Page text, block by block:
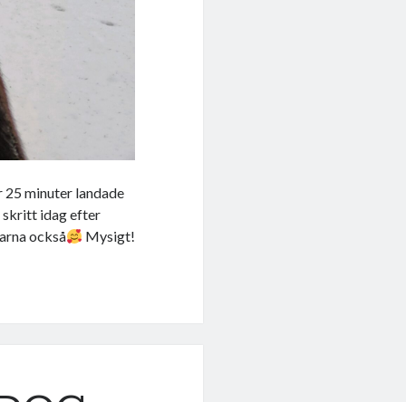
minuter landade
skritt idag efter
också
Mysigt!